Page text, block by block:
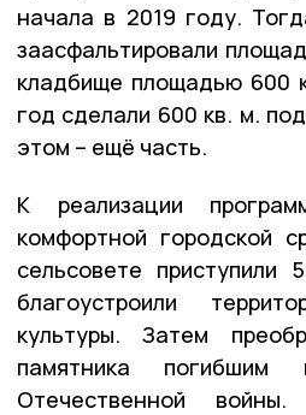
начала в 2019 году.
заасфальтировали
кладбище площадью 600
год сделали 600 кв. м.
этом – ещё часть.
К реализации
комфортной городской
сельсовете
благоустроили
культуры. Затем
памятника
Отечественной